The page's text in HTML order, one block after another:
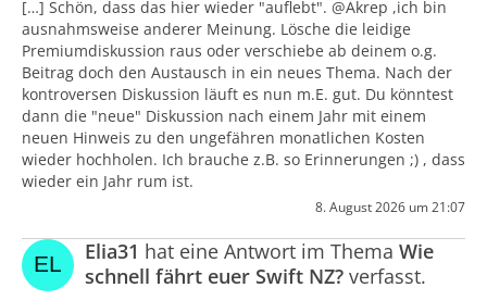
[…] Schön, dass das hier wieder "auflebt". @Akrep ,ich bin
ausnahmsweise anderer Meinung. Lösche die leidige
Premiumdiskussion raus oder verschiebe ab deinem o.g.
Beitrag doch den Austausch in ein neues Thema. Nach der
kontroversen Diskussion läuft es nun m.E. gut. Du könntest
dann die "neue" Diskussion nach einem Jahr mit einem
neuen Hinweis zu den ungefähren monatlichen Kosten
wieder hochholen. Ich brauche z.B. so Erinnerungen ;) , dass
wieder ein Jahr rum ist.
8. August 2026 um 21:07
Elia31 hat eine Antwort im Thema Wie
schnell fährt euer Swift NZ? verfasst.